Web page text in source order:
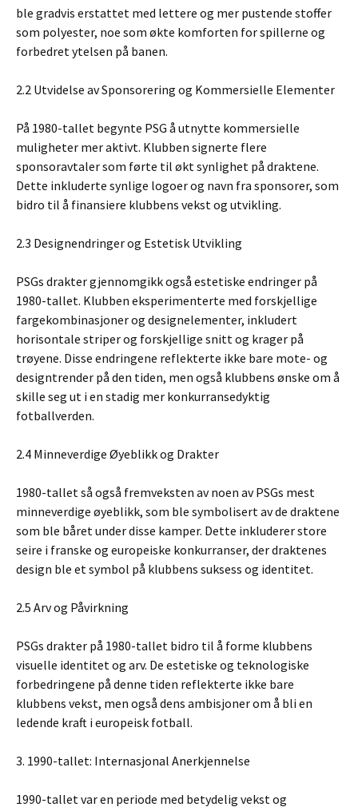
ble gradvis erstattet med lettere og mer pustende stoffer
som polyester, noe som økte komforten for spillerne og
forbedret ytelsen på banen.
2.2 Utvidelse av Sponsorering og Kommersielle Elementer
På 1980-tallet begynte PSG å utnytte kommersielle
muligheter mer aktivt. Klubben signerte flere
sponsoravtaler som førte til økt synlighet på draktene.
Dette inkluderte synlige logoer og navn fra sponsorer, som
bidro til å finansiere klubbens vekst og utvikling.
2.3 Designendringer og Estetisk Utvikling
PSGs drakter gjennomgikk også estetiske endringer på
1980-tallet. Klubben eksperimenterte med forskjellige
fargekombinasjoner og designelementer, inkludert
horisontale striper og forskjellige snitt og krager på
trøyene. Disse endringene reflekterte ikke bare mote- og
designtrender på den tiden, men også klubbens ønske om å
skille seg ut i en stadig mer konkurransedyktig
fotballverden.
2.4 Minneverdige Øyeblikk og Drakter
1980-tallet så også fremveksten av noen av PSGs mest
minneverdige øyeblikk, som ble symbolisert av de draktene
som ble båret under disse kamper. Dette inkluderer store
seire i franske og europeiske konkurranser, der draktenes
design ble et symbol på klubbens suksess og identitet.
2.5 Arv og Påvirkning
PSGs drakter på 1980-tallet bidro til å forme klubbens
visuelle identitet og arv. De estetiske og teknologiske
forbedringene på denne tiden reflekterte ikke bare
klubbens vekst, men også dens ambisjoner om å bli en
ledende kraft i europeisk fotball.
3. 1990-tallet: Internasjonal Anerkjennelse
1990-tallet var en periode med betydelig vekst og